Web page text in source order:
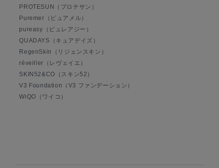
PROTESUN（プロテサン）
Puremer（ピュアメル）
pureasy（ピュレアジー）
QUADAYS（キュアデイズ）
RegenSkin（リジェンスキン）
réveiller（レヴェイエ）
SKIN52&CO（スキン52）
V3 Foundation（V3 ファンデーション）
WiQO（ワイコ）